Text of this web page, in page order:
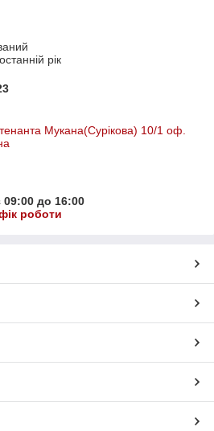
рік
Мукана(Сурікова) 10/1 оф.
09:00 до 16:00
роботи